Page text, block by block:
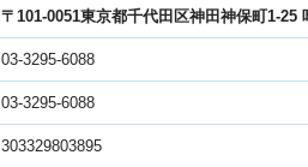
〒101-0051東京都千代田区神田神保町1-25
03-3295-6088
03-3295-6088
303329803895